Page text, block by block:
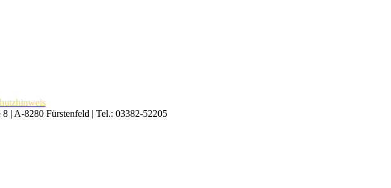
| A-8280 Fürstenfeld | Tel.: 03382-52205